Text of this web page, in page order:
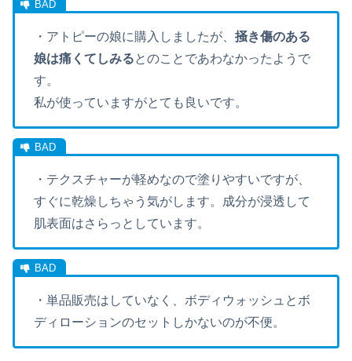
・アトピーの娘に購入しましたが、 掻き傷のある
娘は痛くてしみるとのことであわなかったようで
す。
私が使っていますがとても良いです。
・テクスチャーが軽めなので塗りやすいですが、
すぐに乾燥しちゃう気がします。成分が浸透して
肌表面はさらっとしています。
・単品販売はしていなく、ボディウォッシュとボ
ディローションのセットしかないのが不便。